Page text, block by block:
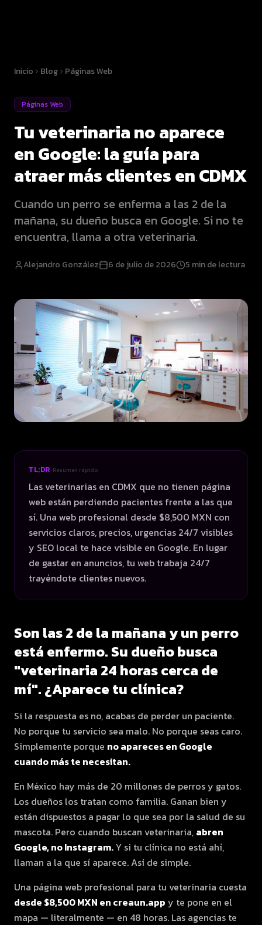
Inicio Blog Páginas Web
Páginas Web
Tu veterinaria no aparece
en Google: la guía para
atraer más clientes en CDMX
Cuando un perro se enferma a las 2 de la
mañana, su dueño busca en Google. Si no te
encuentra, llama a otra veterinaria.
Alejandro González 6 de julio de 2026 5 min de lectura
TL;DR· Resumen rápido
Las veterinarias en CDMX que no tienen página
web están perdiendo pacientes frente a las que
sí. Una web profesional desde $8,500 MXN con
servicios claros, precios, urgencias 24/7 visibles
y SEO local te hace visible en Google. En lugar
de gastar en anuncios, tu web trabaja 24/7
trayéndote clientes nuevos.
Son las 2 de la mañana y un perro
está enfermo. Su dueño busca
"veterinaria 24 horas cerca de
mí". ¿Aparece tu clínica?
Si la respuesta es no, acabas de perder un paciente.
No porque tu servicio sea malo. No porque seas caro.
Simplemente porque no apareces en Google
cuando más te necesitan.
En México hay más de 20 millones de perros y gatos.
Los dueños los tratan como familia. Ganan bien y
están dispuestos a pagar lo que sea por la salud de su
mascota. Pero cuando buscan veterinaria, abren
Google, no Instagram.Y si tu clínica no está ahí,
llaman a la que sí aparece. Así de simple.
Una página web profesional para tu veterinaria cuesta
desde $8,500 MXN en creaun.app y te pone en el
mapa — literalmente — en 48 horas. Las agencias te